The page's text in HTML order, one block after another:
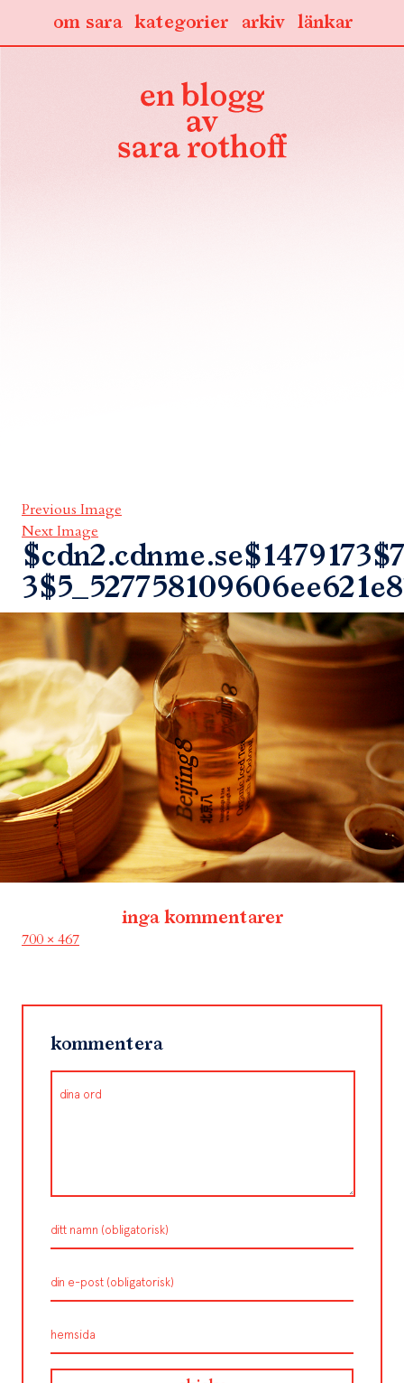
länkar
arkiv
kategorier
om sara
Previous Image
Next Image
inga kommentarer
Full
700 × 467
kommentera